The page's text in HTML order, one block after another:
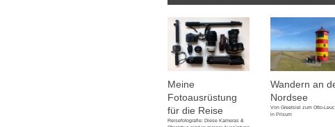
Meine
Fotoausrüstung
für die Reise
Reisefotografie: Diese Kameras &
Wandern an
Nordsee
Von Greetsiel zum Otto-
in Pilsum